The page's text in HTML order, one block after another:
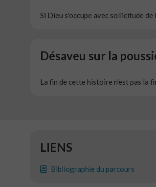
Si Dieu s'occupe avec sollicitude de
Désaveu sur la
La fin de cette histoire n'est pas la
LIENS
Bibliographie du parcours